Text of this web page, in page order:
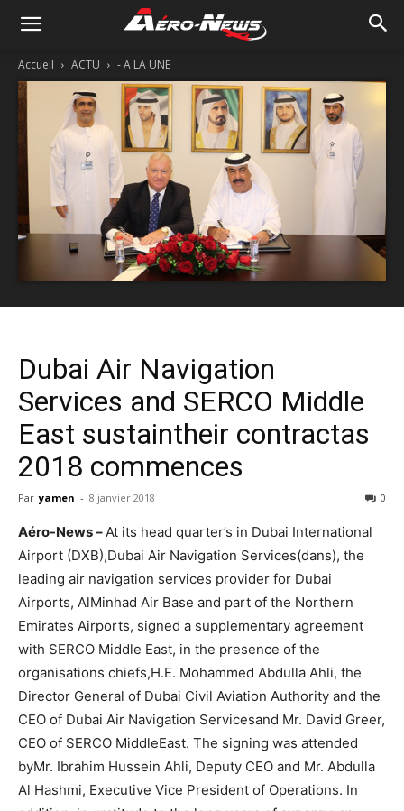
Accueil ACTU - A LA UNE
Dubai Air Navigation
Services and SERCO Middle
East sustaintheir contractas
2018 commences
Par yamen - 8 janvier 2018 0
Aéro-News –At its head quarter’s in Dubai International
Airport (DXB),Dubai Air Navigation Services(dans), the
leading air navigation services provider for Dubai
Airports, AlMinhad Air Base and part of the Northern
Emirates Airports, signed a supplementary agreement
with SERCO Middle East, in the presence of the
organisations chiefs,H.E. Mohammed Abdulla Ahli, the
Director General of Dubai Civil Aviation Authority and the
CEO of Dubai Air Navigation Servicesand Mr. David Greer,
CEO of SERCO MiddleEast. The signing was attended
byMr. Ibrahim Hussein Ahli, Deputy CEO and Mr. Abdulla
Al Hashmi, Executive Vice President of Operations. In